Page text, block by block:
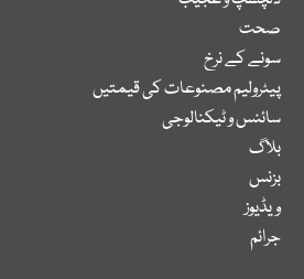
صحت
سونے کے نرخ
پیٹرولیم مصنوعات کی قیمتیں
سائنس و ٹیکنالوجی
بلاگ
بزنس
ویڈیوز
جرائم